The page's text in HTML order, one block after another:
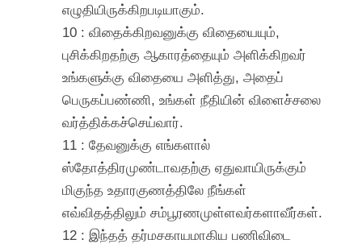
எழுதியிருக்கிறபடியாகும்.
10 : விதைக்கிறவனுக்கு விதையையும்,
புசிக்கிறதற்கு ஆகாரத்தையும் அளிக்கிறவர்
உங்களுக்கு விதையை அளித்து, அதைப்
பெருகப்பண்ணி, உங்கள் நீதியின் விளைச்சலை
வர்த்திக்கச்செய்வார்.
11 : தேவனுக்கு எங்களால்
ஸ்தோத்திரமுண்டாவதற்கு ஏதுவாயிருக்கும்
மிகுந்த உதாரகுணத்திலே நீங்கள்
எவ்விதத்திலும் சம்பூரணமுள்ளவர்களாவீர்கள்.
12 : இந்தத் தர்மசகாயமாகிய பணிவிடை